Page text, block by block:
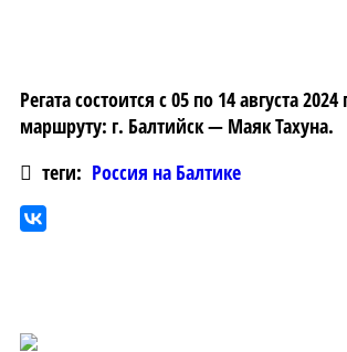
Регата состоится с 05 по 14 августа
маршруту: г. Балтийск — Маяк Тахуна.
теги: Россия на Балтике